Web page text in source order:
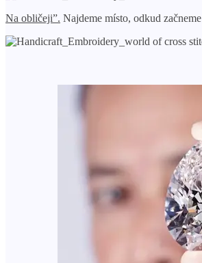
Na obličeji”. Najdeme místo, odkud